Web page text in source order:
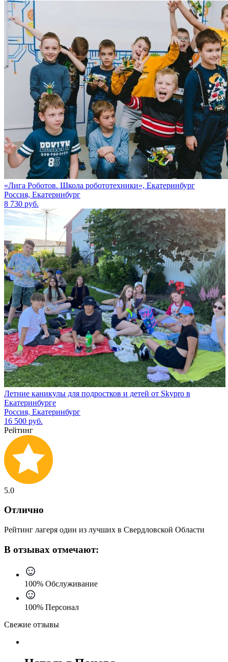
«Лига Роботов. Школа робототехники», Екатеринбург
Россия, Екатеринбург
8 730 руб.
Летние каникулы для подростков и детей от Skypro в
Екатеринбурге
Россия, Екатеринбург
16 500 руб.
Рейтинг
5.0
Отлично
Рейтинг лагеря один из лучших в Свердловской Области
В отзывах отмечают:
100% Обслуживание
100% Персонал
Свежие отзывы